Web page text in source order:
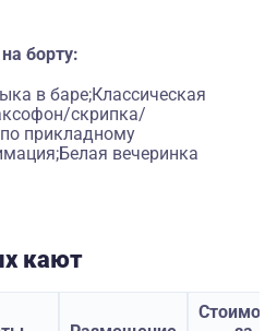
борту:
в баре;Классическая
скрипка/
прикладному
вечеринка
кают